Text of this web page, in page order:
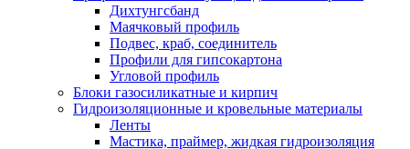
Дихтунгсбанд
Маячковый профиль
Подвес, краб, соединитель
Профили для гипсокартона
Угловой профиль
Блоки газосиликатные и кирпич
Гидроизоляционные и кровельные материалы
Ленты
Мастика, праймер, жидкая гидроизоляция